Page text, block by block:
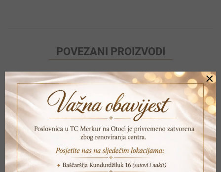
POVEZANI PROIZVODI
×